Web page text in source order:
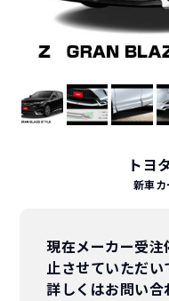
トヨ
新車カ
現在メーカー受
止させていただい
詳しくはお問い合